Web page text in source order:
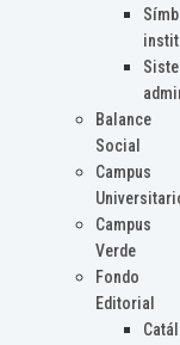
Balance
Social
Campus
Campus
Verde
Fondo
Editorial